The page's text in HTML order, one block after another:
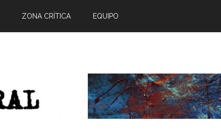
ZONA CRÍTICA EQUIPO